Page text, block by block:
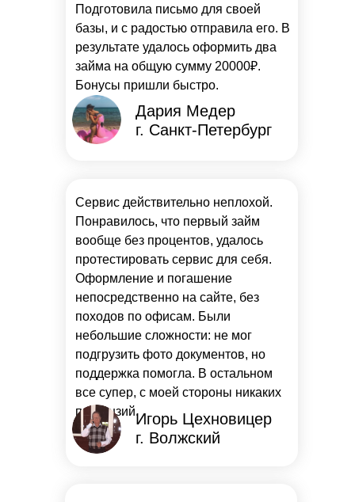
Подготовила письмо для своей
базы, и с радостью отправила его. В
результате удалось оформить два
займа на общую сумму 20000₽.
Бонусы пришли быстро.
Дария Медер
г. Санкт-Петербург
Сервис действительно неплохой.
Понравилось, что первый займ
вообще без процентов, удалось
протестировать сервис для себя.
Оформление и погашение
непосредственно на сайте, без
походов по офисам. Были
небольшие сложности: не мог
подгрузить фото документов, но
поддержка помогла. В остальном
все супер, с моей стороны никаких
претензий.Игорь Цехновицер
г. Волжский